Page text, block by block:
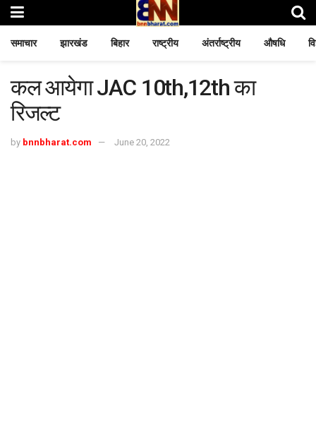
समाचार झारखंड बिहार राष्ट्रीय अंतर्राष्ट्रीय औषधि
कल आयेगा JAC 10th,12th का
रिजल्ट
by bnnbharat.com June 20, 2022